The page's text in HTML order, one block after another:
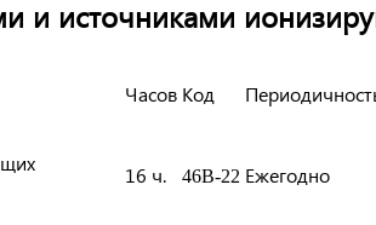
и источниками
Часов Код
16 ч. 46В-22 Ежегодно